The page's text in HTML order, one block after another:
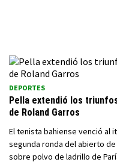
DEPORTES
Pella extendió los
de Roland Garros
El tenista bahiense venció al
segunda ronda del abierto
sobre polvo de ladrillo de